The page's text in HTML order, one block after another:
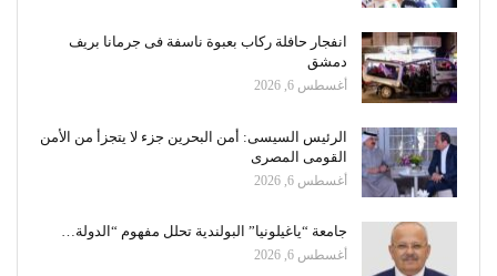
انفجار حافلة ركاب بعبوة ناسفة فى جرمانا بريف
دمشق
أغسطس 6, 2026
الرئيس السيسى: أمن البحرين جزء لا يتجزأ من الأمن
القومى المصرى
أغسطس 6, 2026
جامعة “ياغيلونيا” البولندية تحلل مفهوم “الدولة…
أغسطس 6, 2026